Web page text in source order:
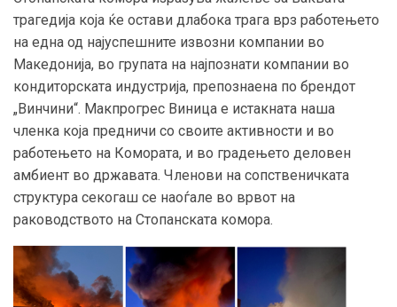
трагедија која ќе остави длабока трага врз работењето
на една од најуспешните извозни компании во
Македонија, во групата на најпознати компании во
кондиторската индустрија, препознаена по брендот
„Винчини“. Макпрогрес Виница е истакната наша
членка која предничи со своите активности и во
работењето на Комората, и во градењето деловен
амбиент во државата. Членови на сопственичката
структура секогаш се наоѓале во врвот на
раководството на Стопанската комора.